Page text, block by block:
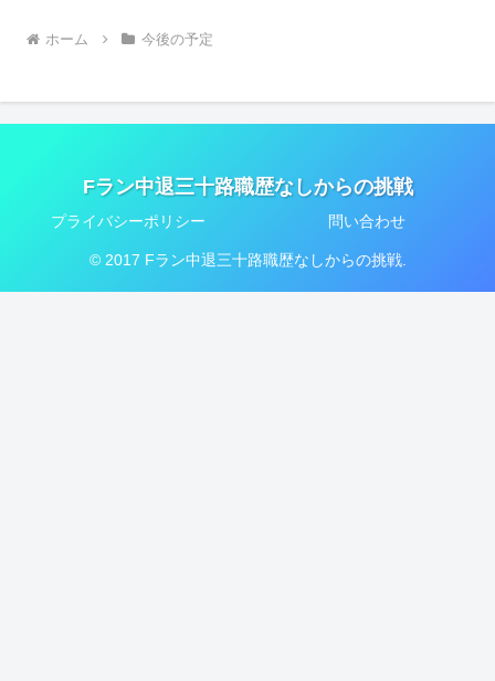
ホーム 今後の予定
Fラン中退三十路職歴なしからの挑戦
プライバシーポリシー 問い合わせ
© 2017 Fラン中退三十路職歴なしからの挑戦.